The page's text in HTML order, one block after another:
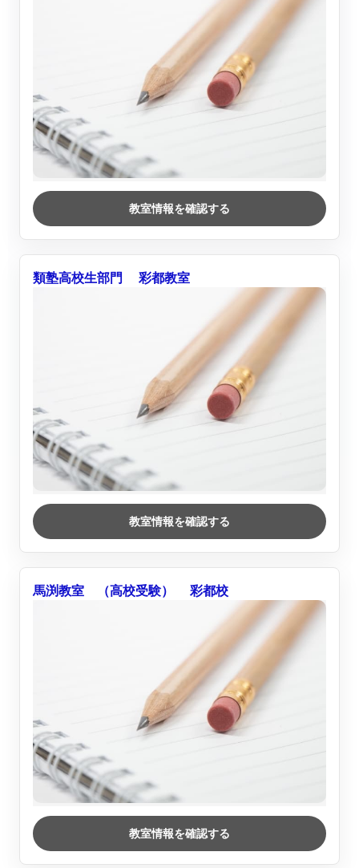
教室情報を確認する
類塾高校生部門 彩都教室
教室情報を確認する
馬渕教室 （高校受験） 彩都校
教室情報を確認する